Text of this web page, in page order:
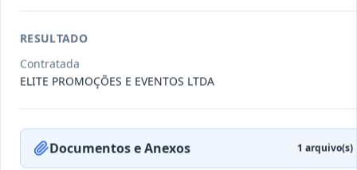
010-
2023
Termo
Inicial
Constitui o objeto do presente
RESULTADO
Contratada
ELITE PROMOÇÕES E EVENTOS LTDA
Documentos e Anexos 1 arquivo(s)